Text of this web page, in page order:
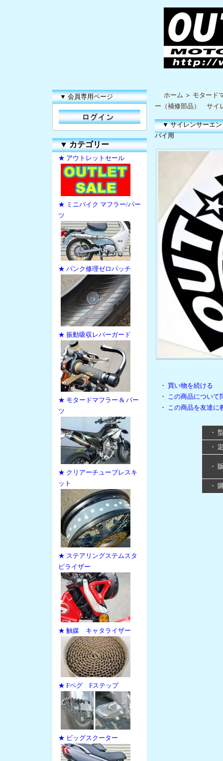
▼ 会員専用ページ
▼カテゴリー
★ アウトレットセール
★ ミニバイク マフラー/パー
ツ
★ パンク修理ゼロパッチ
★ 振動吸収レバーガード
★ モタードマフラー & パー
ツ
★ クリアーチューブレスキ
ット
★ ステアリングステムスタ
ビライザー
★ 触媒 キャタライザー
★ Fペグ Fステップ
★ ビッグスクーター
ホーム ＞ モタード
ー（補修部品） サイ
▼ サイレンサーエ
パイ用
・ 買い物を続ける
・ この商品について
・ この商品を友達に
・
・
・
・